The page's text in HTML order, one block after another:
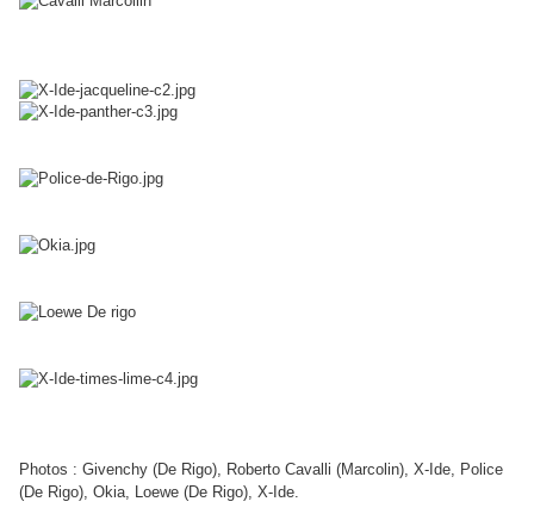
Photos : Givenchy (De Rigo), Roberto Cavalli (Marcolin), X-Ide, Police
(De Rigo), Okia, Loewe (De Rigo), X-Ide.